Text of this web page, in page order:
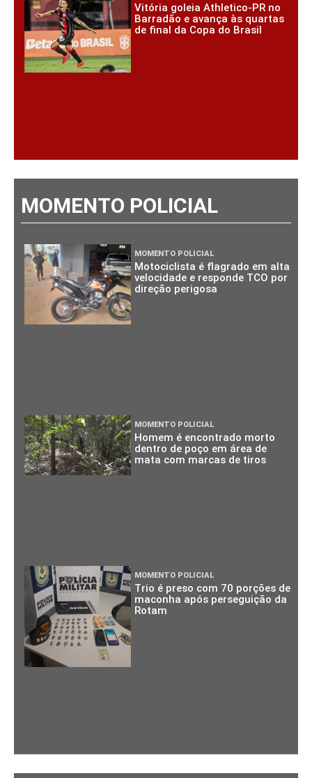
Vitória goleia Athletico-PR no
Barradão e avança às quartas
de final da Copa do Brasil
MOMENTO POLICIAL
MOMENTO POLICIAL
Motociclista é flagrado em alta
velocidade e responde TCO por
direção perigosa
MOMENTO POLICIAL
Homem é encontrado morto
dentro de poço em área de
mata com marcas de tiros
MOMENTO POLICIAL
Trio é preso com 70 porções de
maconha após perseguição da
Rotam